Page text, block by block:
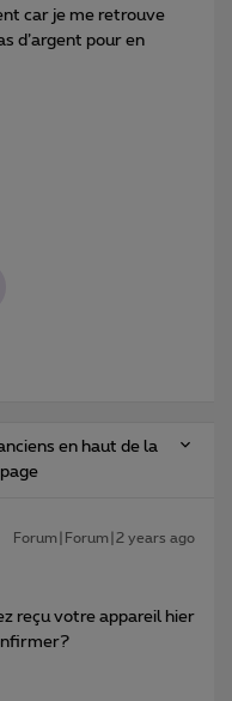
car je me retrouve
d’argent pour en
en haut de la
page
Forum|Forum|2 years ago
reçu votre appareil hier